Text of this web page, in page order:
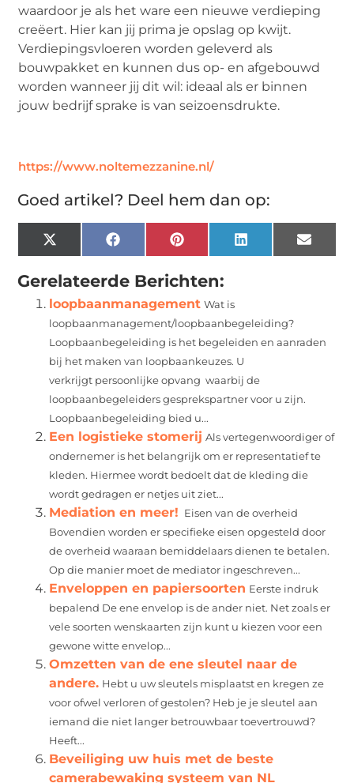
waardoor je als het ware een nieuwe verdieping
creëert. Hier kan jij prima je opslag op kwijt.
Verdiepingsvloeren worden geleverd als
bouwpakket en kunnen dus op- en afgebouwd
worden wanneer jij dit wil: ideaal als er binnen
jouw bedrijf sprake is van seizoensdrukte.
https://www.noltemezzanine.nl/
Goed artikel? Deel hem dan op:
X
(Twitter)
FacebookPinterest LinkedIn Email
Gerelateerde Berichten:
loopbaanmanagement Wat is
loopbaanmanagement/loopbaanbegeleiding?
Loopbaanbegeleiding is het begeleiden en aanraden
bij het maken van loopbaankeuzes. U
verkrijgt persoonlijke opvang waarbij de
loopbaanbegeleiders gesprekspartner voor u zijn.
Loopbaanbegeleiding bied u...
Een logistieke stomerij Als vertegenwoordiger of
ondernemer is het belangrijk om er representatief te
kleden. Hiermee wordt bedoelt dat de kleding die
wordt gedragen er netjes uit ziet...
Mediation en meer! Eisen van de overheid
Bovendien worden er specifieke eisen opgesteld door
de overheid waaraan bemiddelaars dienen te betalen.
Op die manier moet de mediator ingeschreven...
Enveloppen en papiersoorten Eerste indruk
bepalend De ene envelop is de ander niet. Net zoals er
vele soorten wenskaarten zijn kunt u kiezen voor een
gewone witte envelop...
Omzetten van de ene sleutel naar de
andere. Hebt u uw sleutels misplaatst en kregen ze
voor ofwel verloren of gestolen? Heb je je sleutel aan
iemand die niet langer betrouwbaar toevertrouwd?
Heeft...
Beveiliging uw huis met de beste
camerabewaking systeem van NL